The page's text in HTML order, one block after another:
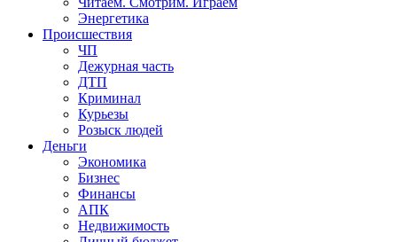
Энергетика
Происшествия
ЧП
Дежурная часть
ДТП
Криминал
Курьезы
Розыск людей
Деньги
Экономика
Бизнес
Финансы
АПК
Недвижимость